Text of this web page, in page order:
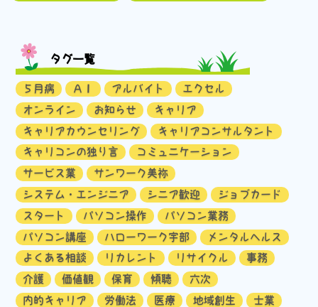
タグ一覧
５月病 ＡＩ アルバイト
エクセル
オンライン
お知らせ
キャリア
キャリアカウンセリング
キャリアコンサルタント
キャリコンの独り言
コミュニケーション
サービス業
サンワーク美祢
システム・エンジニア
シニア歓迎
ジョブカード
スタート
パソコン操作
パソコン業務
パソコン講座
ハローワーク宇部
メンタルヘルス
よくある相談
リカレント リサイクル
事務
介護
価値観 保育 傾聴
六次
内的キャリア
労働法 医療 地域創生
士業